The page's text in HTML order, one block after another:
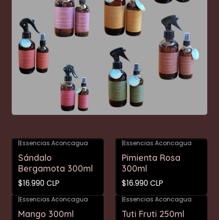
|Essencias Aconcagua
Sándalo
Bergamota 300ml
$16.990 CLP
|Essencias Aconcagua
Pimienta Rosa
300ml
$16.990 CLP
|Essencias Aconcagua
Mango 300ml
|Essencias Aconcagua
Tuti Fruti 250ml